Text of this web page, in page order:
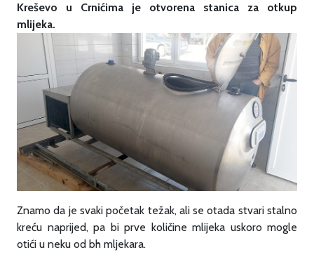
Kreševo u Crnićima je otvorena stanica za otkup
mlijeka.
Znamo da je svaki početak težak, ali se otada stvari stalno
kreću naprijed, pa bi prve količine mlijeka uskoro mogle
otići u neku od bh mljekara.